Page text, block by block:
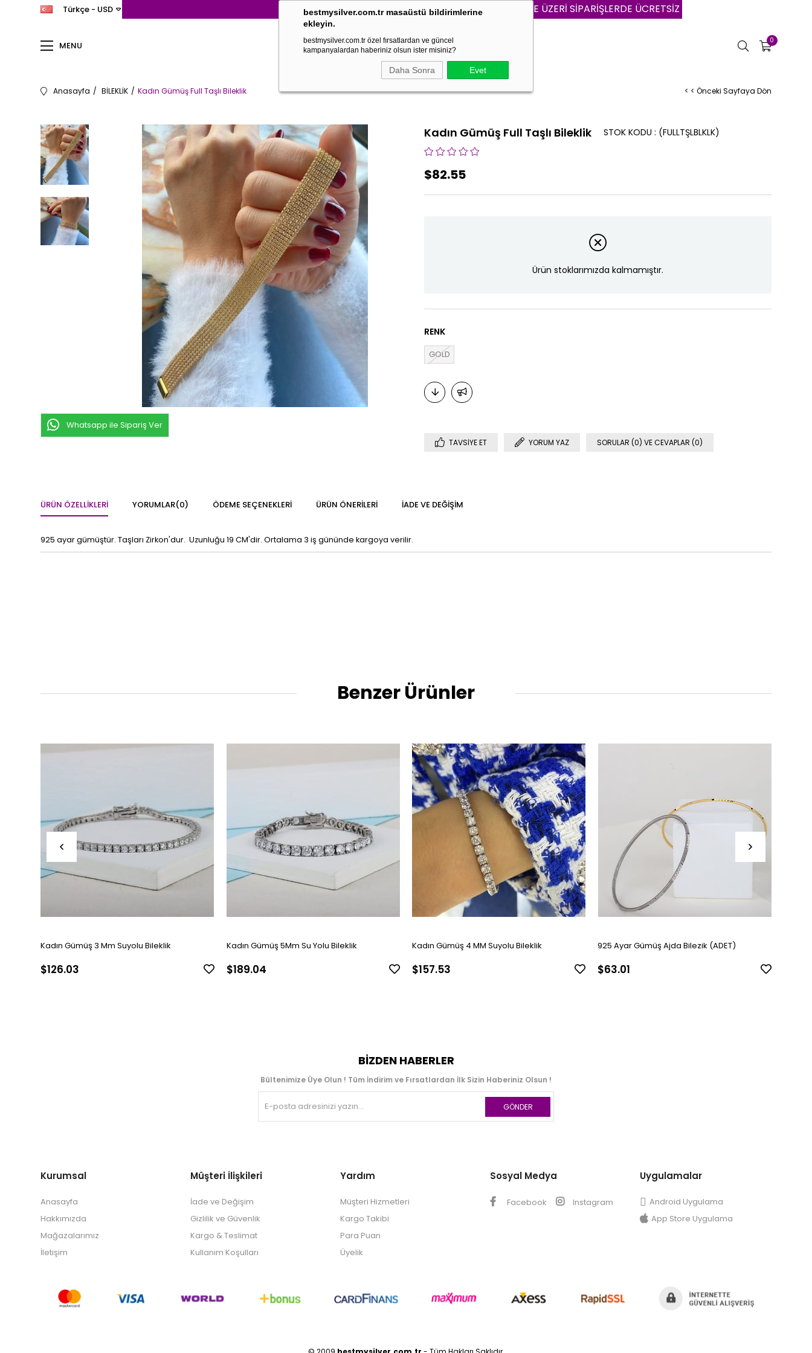
bestmysilver.com.tr masaüstü bildirimlerine
ekleyin.
bestmysilver.com.tr özel fırsatlardan ve güncel
kampanyalardan haberiniz olsun ister misiniz?
Daha Sonra Evet
3000₺ VE ÜZERİ SİPARİŞLERDE ÜCRETSİZ KARGO | VADE FARKSIZ 3 AYA
MENU
Türkçe - USD
0
Anasayfa BİLEKLİK Kadın Gümüş Full Taşlı Bileklik < < Önceki Sayfaya Dön
Whatsapp ile Sipariş Ver
Kadın Gümüş Full Taşlı Bileklik (FULLTŞLBLKLK)
STOK KODU
$82.55
Ürün stoklarımızda kalmamıştır.
RENK
GOLD
TAVSIYE ET YORUM YAZ SORULAR (0) VE CEVAPLAR (0)
ÜRÜN ÖZELLIKLERI YORUMLAR(0) ÖDEME SEÇENEKLERI ÜRÜN ÖNERILERI İADE VE DEĞIŞIM
925 ayar gümüştür. Taşları Zirkon'dur. Uzunluğu 19 CM'dir. Ortalama 3 iş gününde kargoya verilir.
Benzer Ürünler
Kadın Gümüş 3 Mm Suyolu Bileklik
$126.03
Kadın Gümüş 5Mm Su Yolu Bileklik
$189.04
Kadın Gümüş 4 MM Suyolu Bileklik
$157.53
925 Ayar Gümüş Ajda Bilezik (ADET)
$63.01
BIZDEN HABERLER
Bültenimize Üye Olun ! Tüm İndirim ve Fırsatlardan İlk Sizin Haberiniz Olsun !
GÖNDER
Kurumsal
Anasayfa
Hakkımızda
Mağazalarımız
İletişim
Müşteri İlişkileri
İade ve Değişim
Gizlilik ve Güvenlik
Kargo & Teslimat
Kullanım Koşulları
Yardım
Müşteri Hizmetleri
Kargo Takibi
Para Puan
Üyelik
Sosyal Medya
Facebook Instagram
Uygulamalar
Android Uygulama
App Store Uygulama